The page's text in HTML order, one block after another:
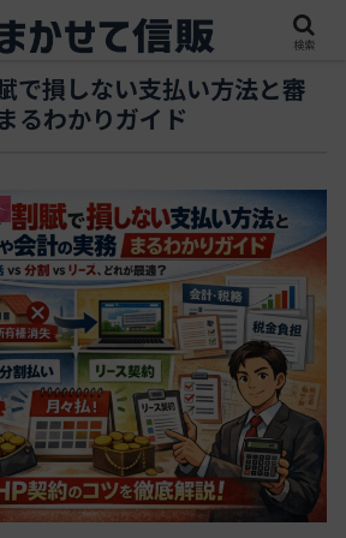
で損しない支払い方法と審
るわかりガイド
検索